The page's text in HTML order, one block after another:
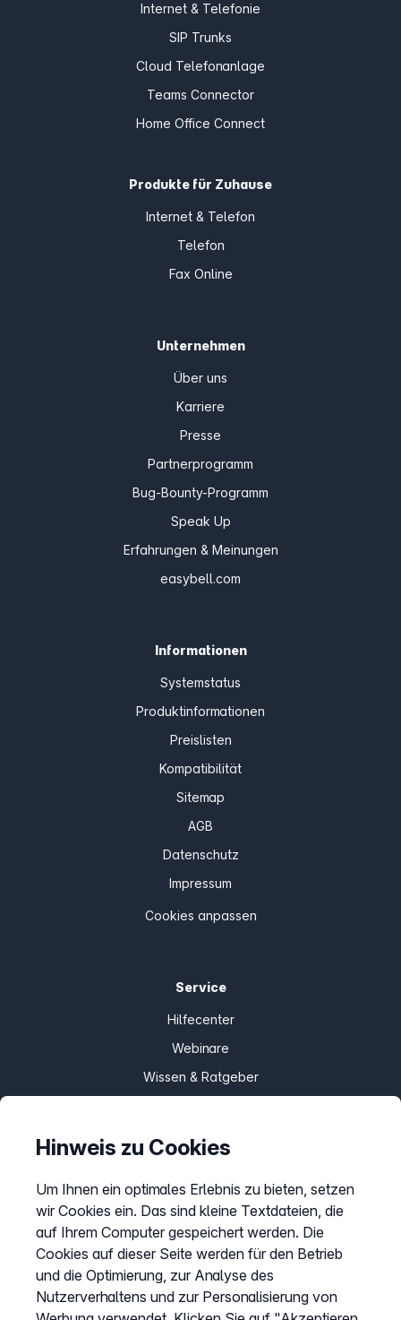
Internet & Telefonie
SIP Trunks
Cloud Telefonanlage
Teams Connector
Home Office Connect
Produkte für Zuhause
Internet & Telefon
Telefon
Fax Online
Unternehmen
Über uns
Karriere
Presse
Partnerprogramm
Bug-Bounty-Programm
Speak Up
Erfahrungen & Meinungen
easybell.com
Informationen
Systemstatus
Produktinformationen
Preislisten
Kompatibilität
Sitemap
AGB
Datenschutz
Impressum
Cookies anpassen
Service
Hilfecenter
Webinare
Wissen & Ratgeber
Kündigung
Kundenportal Login
Vertrag widerrufen
Easybell-App
Hinweis zu Cookies
Um Ihnen ein optimales Erlebnis zu bieten, setzen
wir Cookies ein. Das sind kleine Textdateien, die
auf Ihrem Computer gespeichert werden. Die
Cookies auf dieser Seite werden für den Betrieb
und die Optimierung, zur Analyse des
Nutzerverhaltens und zur Personalisierung von